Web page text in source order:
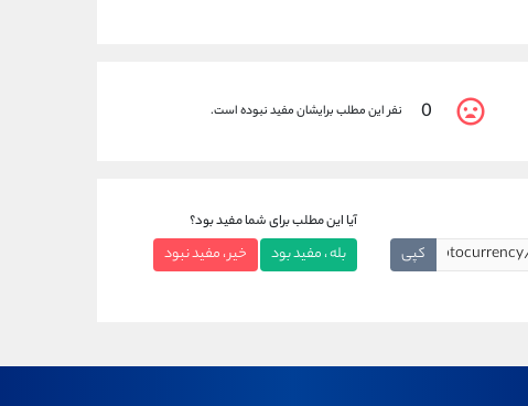
0 نفر این مطلب برایشان مفید نبوده است.
کپی
آیا این مطلب برای شما مفید بود؟
بله ، مفید بود خیر ، مفید نبود